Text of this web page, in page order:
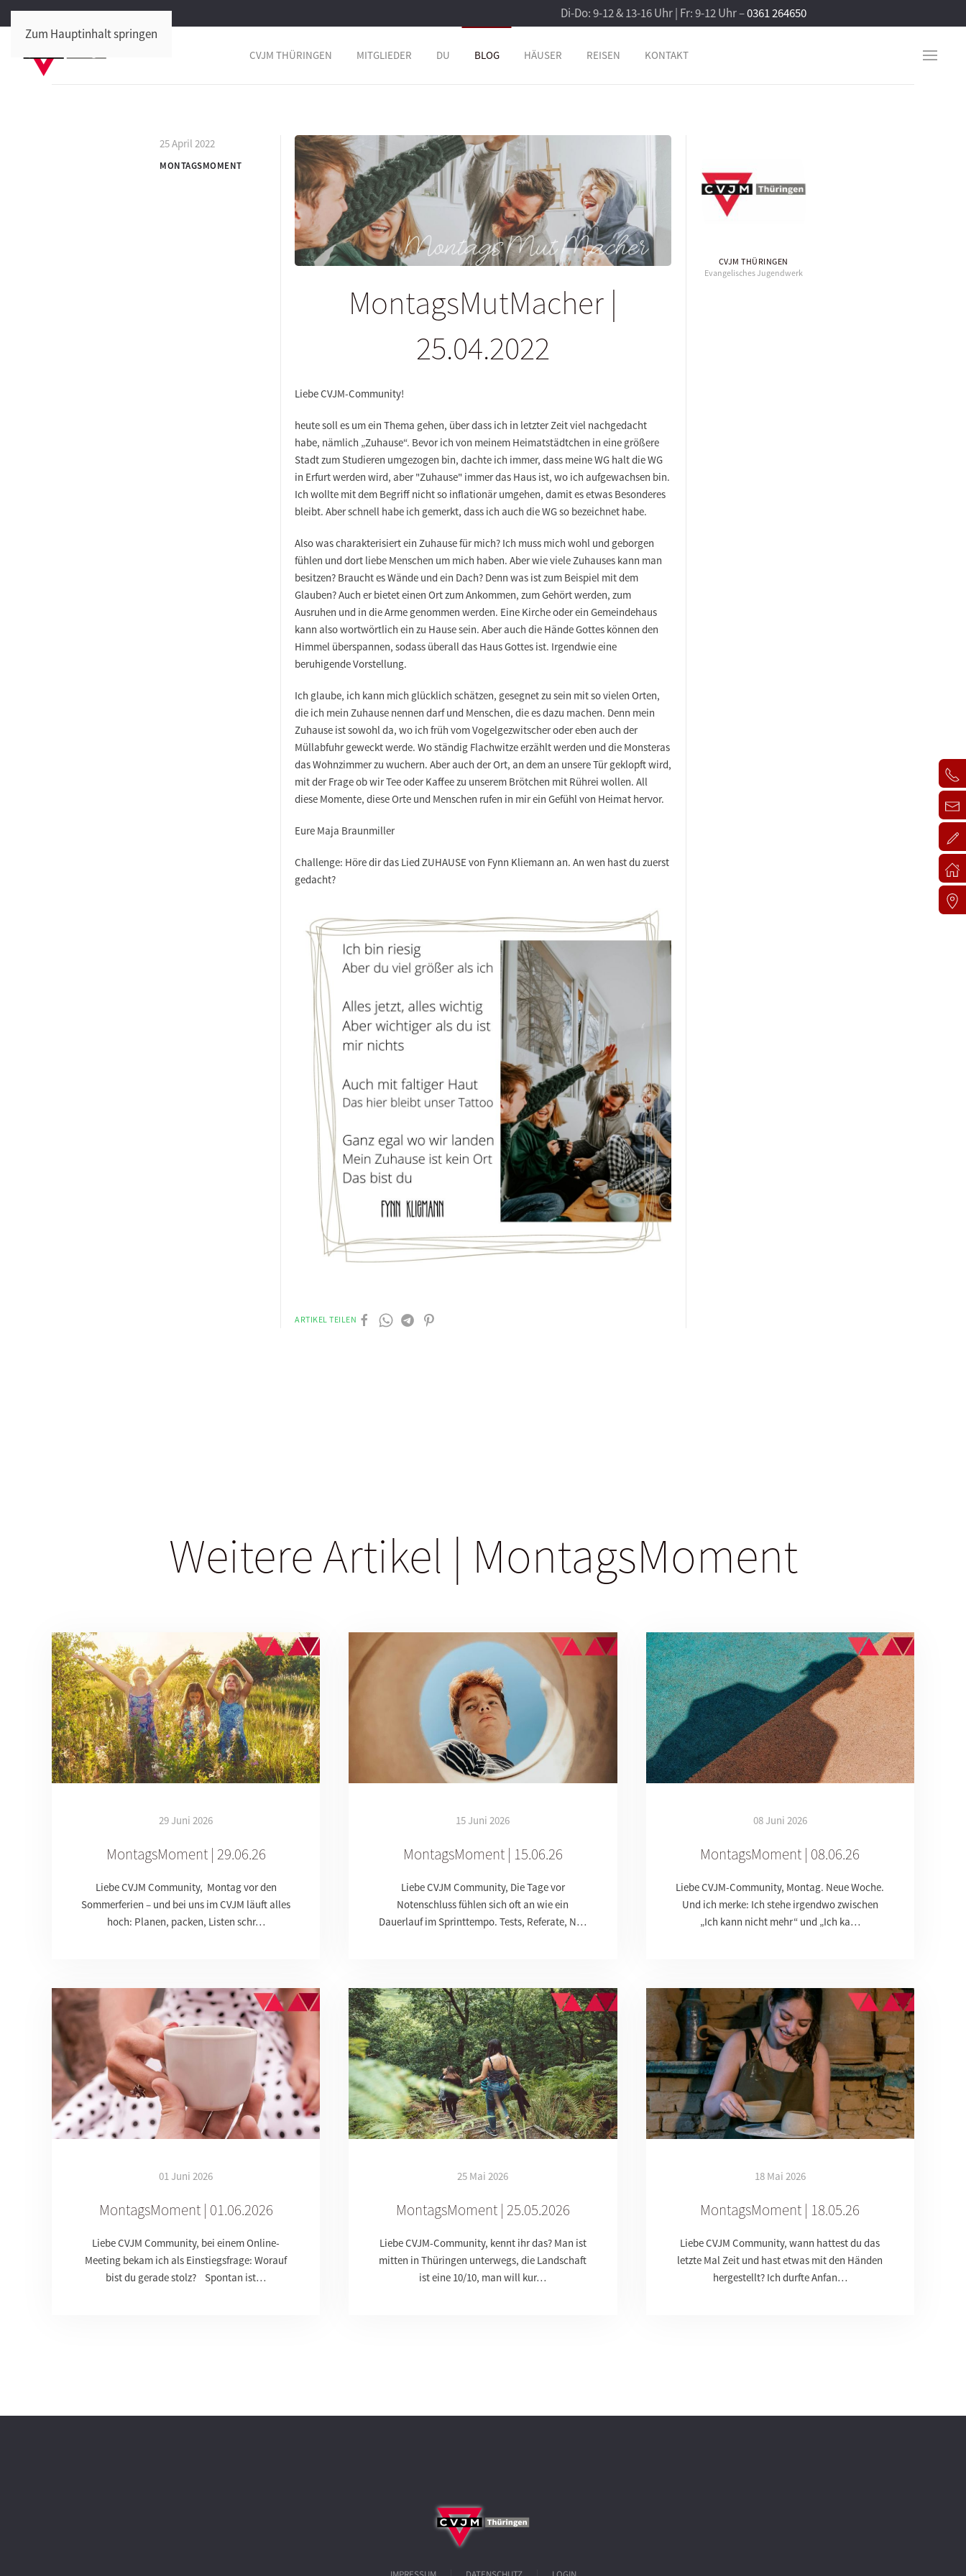
Zum Hauptinhalt springen
Di-Do: 9-12 & 13-16 Uhr | Fr: 9-12 Uhr –0361 264650
CVJM THÜRINGEN MITGLIEDER DU BLOG HÄUSER REISEN KONTAKT
25 April 2022
MONTAGSMOMENT
MontagsMutMacher |
25.04.2022
Liebe CVJM-Community!
heute soll es um ein Thema gehen, über dass ich in letzter Zeit viel nachgedacht
habe, nämlich „Zuhause“. Bevor ich von meinem Heimatstädtchen in eine größere
Stadt zum Studieren umgezogen bin, dachte ich immer, dass meine WG halt die WG
in Erfurt werden wird, aber "Zuhause" immer das Haus ist, wo ich aufgewachsen bin.
Ich wollte mit dem Begriff nicht so inflationär umgehen, damit es etwas Besonderes
bleibt. Aber schnell habe ich gemerkt, dass ich auch die WG so bezeichnet habe.
Also was charakterisiert ein Zuhause für mich? Ich muss mich wohl und geborgen
fühlen und dort liebe Menschen um mich haben. Aber wie viele Zuhauses kann man
besitzen? Braucht es Wände und ein Dach? Denn was ist zum Beispiel mit dem
Glauben? Auch er bietet einen Ort zum Ankommen, zum Gehört werden, zum
Ausruhen und in die Arme genommen werden. Eine Kirche oder ein Gemeindehaus
kann also wortwörtlich ein zu Hause sein. Aber auch die Hände Gottes können den
Himmel überspannen, sodass überall das Haus Gottes ist. Irgendwie eine
beruhigende Vorstellung.
Ich glaube, ich kann mich glücklich schätzen, gesegnet zu sein mit so vielen Orten,
die ich mein Zuhause nennen darf und Menschen, die es dazu machen. Denn mein
Zuhause ist sowohl da, wo ich früh vom Vogelgezwitscher oder eben auch der
Müllabfuhr geweckt werde. Wo ständig Flachwitze erzählt werden und die Monsteras
das Wohnzimmer zu wuchern. Aber auch der Ort, an dem an unsere Tür geklopft wird,
mit der Frage ob wir Tee oder Kaffee zu unserem Brötchen mit Rührei wollen. All
diese Momente, diese Orte und Menschen rufen in mir ein Gefühl von Heimat hervor.
Eure Maja Braunmiller
Challenge: Höre dir das Lied ZUHAUSE von Fynn Kliemann an. An wen hast du zuerst
gedacht?
ARTIKEL TEILEN
CVJM THÜRINGEN
Evangelisches Jugendwerk
Weitere Artikel | MontagsMoment
29 Juni 2026
MontagsMoment | 29.06.26
Liebe CVJM Community, Montag vor den
Sommerferien – und bei uns im CVJM läuft alles
hoch: Planen, packen, Listen schr…
15 Juni 2026
MontagsMoment | 15.06.26
Liebe CVJM Community, Die Tage vor
Notenschluss fühlen sich oft an wie ein
Dauerlauf im Sprinttempo. Tests, Referate, N…
08 Juni 2026
MontagsMoment | 08.06.26
Liebe CVJM-Community, Montag. Neue Woche.
Und ich merke: Ich stehe irgendwo zwischen
„Ich kann nicht mehr“ und „Ich ka…
01 Juni 2026
MontagsMoment | 01.06.2026
Liebe CVJM Community, bei einem Online-
Meeting bekam ich als Einstiegsfrage: Worauf
bist du gerade stolz? Spontan ist…
25 Mai 2026
MontagsMoment | 25.05.2026
Liebe CVJM-Community, kennt ihr das? Man ist
mitten in Thüringen unterwegs, die Landschaft
ist eine 10/10, man will kur…
18 Mai 2026
MontagsMoment | 18.05.26
Liebe CVJM Community, wann hattest du das
letzte Mal Zeit und hast etwas mit den Händen
hergestellt? Ich durfte Anfan…